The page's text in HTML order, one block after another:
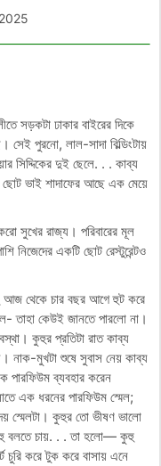
সড়কটা ঢাকার বাইরের দিকে
সেই পুরনো, লাল-সাদা বিল্ডিংটায়
সিদ্দিকের দুই ছেলে. . . কাব্য
ভাই শাদাফের আছে এক মেয়ে
সুখের রাজ্য। পরিবারের মূল
নিজেদের একটি ছোট রেস্টুরেন্টও
আজ থেকে চার বছর আগে হুট করে
তাহা কেউই জানতে পারলো না।
কুহুর প্রতিটা রাত কাব্য
নাক-মুখটা শুষে সুবাস নেয় কাব্য
পারফিউম ব্যবহার করেন
এক ধরনের পারফিউম স্মেল;
স্মেলটা। কুহুর তো ভীষণ ভালো
বলতে চায়. . . তা হলো— কুহু
করে টুক করে বাসায় এনে